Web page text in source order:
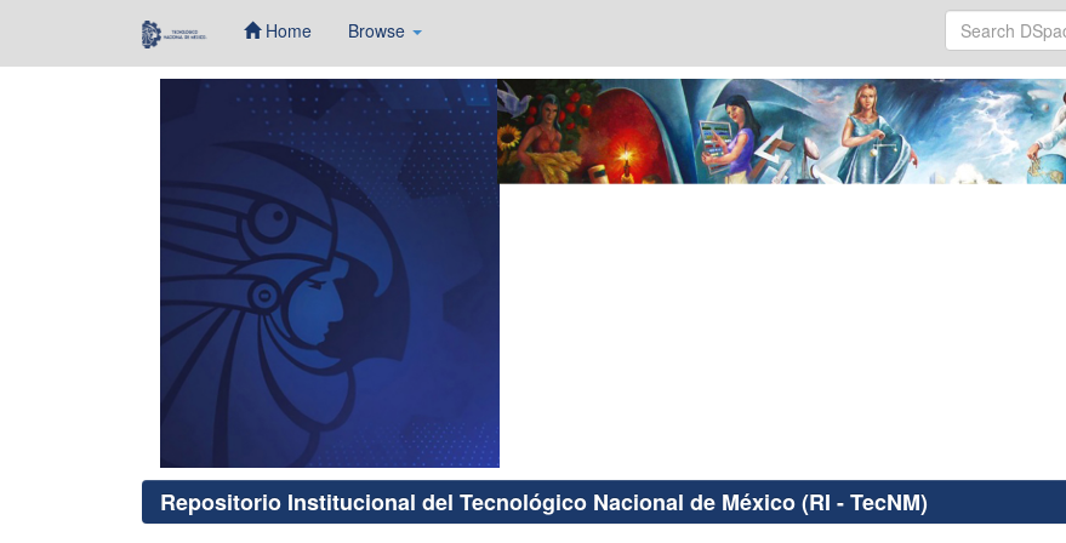
Home Browse
Repositorio Institucional del Tecnológico Nacional de México (RI - TecNM)